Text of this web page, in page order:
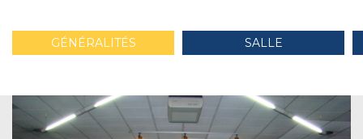
GÉNÉRALITÉS SALLE